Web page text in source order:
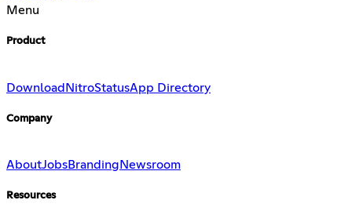
Menu
Product
DownloadNitroStatusApp Directory
Company
AboutJobsBranding Newsroom
Resources